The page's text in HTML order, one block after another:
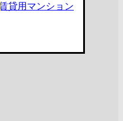
賃貸用マンション